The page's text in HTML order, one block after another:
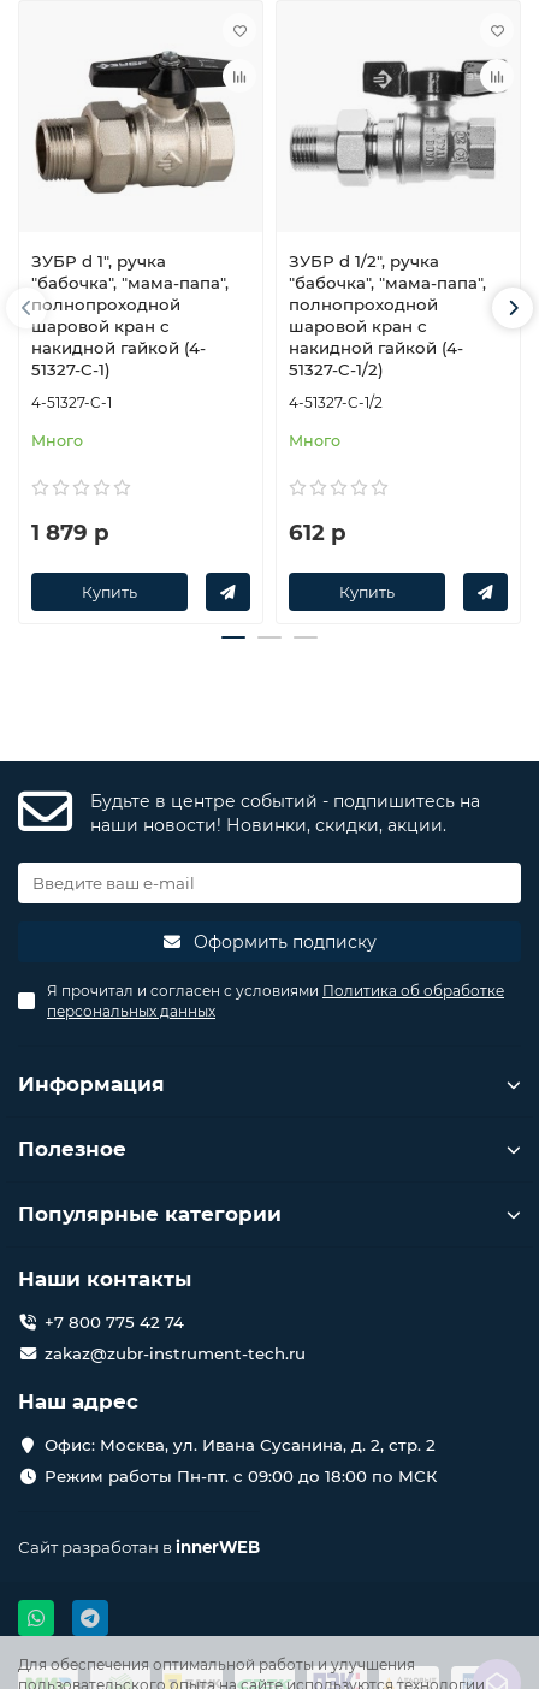
ЗУБР d 1″, ручка
″бабочка″, ″мама-папа″,
полнопроходной
шаровой кран с
накидной гайкой (4-
51327-C-1)
4-51327-C-1
Много
1 879 р
Купить
ЗУБР d 1/2″, ручка
″бабочка″, ″мама-папа″,
полнопроходной
шаровой кран с
накидной гайкой (4-
51327-C-1/2)
4-51327-C-1/2
Много
612 р
Купить
Для обеспечения оптимальной работы и улучшения
пользовательского опыта на сайте используются технологии
Будьте в центре событий - подпишитесь на
наши новости! Новинки, скидки, акции.
Оформить подписку
Я прочитал и согласен с условиями Политика об обработке
персональных данных
Информация
Полезное
Популярные категории
Наши контакты
+7 800 775 42 74
zakaz@zubr-instrument-tech.ru
Наш адрес
Офис: Москва, ул. Ивана Сусанина, д. 2, стр. 2
Режим работы Пн-пт. с 09:00 до 18:00 по МСК
Сайт разработан вinnerWEB